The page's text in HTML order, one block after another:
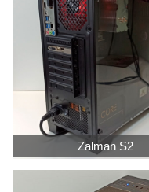
Zalman S2